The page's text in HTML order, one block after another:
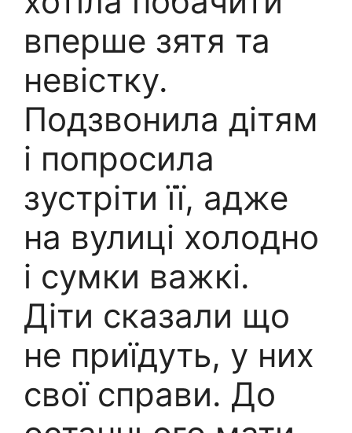
вперше зятя та
невістку.
Подзвонила дітям
і попросила
зустріти її, адже
на вулиці холодно
і сумки важкі.
Діти сказали що
не приїдуть, у них
свої справи. До